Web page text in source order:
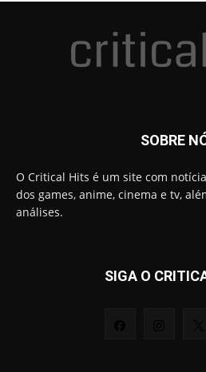
SOBRE
O Critical Hits é um site com
dos games, anime, cinema e tv,
análises.
SIGA O